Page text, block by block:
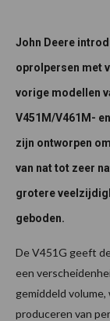
John Deere
oprolpersen met
vorige modellen
V451M/V461M-
zijn ontworpen
van nat tot zeer
grotere
geboden.
De V451G geeft
een
gemiddeld
produceren van